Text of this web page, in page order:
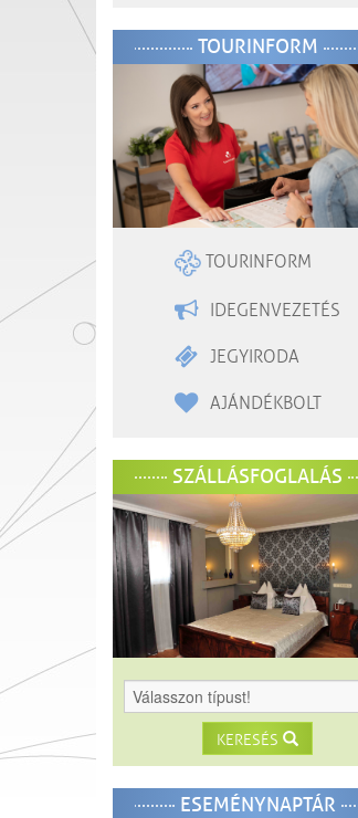
TOURINFORM
TOURINFORM
IDEGENVEZETÉS
JEGYIRODA
AJÁNDÉKBOLT
SZÁLLÁSFOGLALÁS
KERESÉS
ESEMÉNYNAPTÁR